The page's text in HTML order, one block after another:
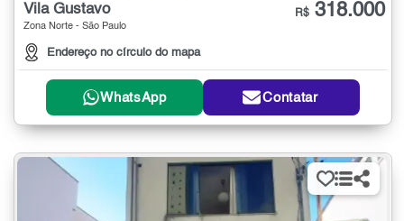
Vila Gustavo
Zona Norte - São Paulo
Endereço no círculo do mapa
R$ 318.000
WhatsApp Contatar